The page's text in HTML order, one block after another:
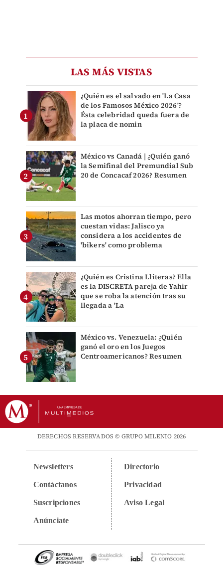
LAS MÁS VISTAS
¿Quién es el salvado en 'La Casa
de los Famosos México 2026'?
Ésta celebridad queda fuera de
la placa de nomin
México vs Canadá | ¿Quién ganó
la Semifinal del Premundial Sub
20 de Concacaf 2026? Resumen
Las motos ahorran tiempo, pero
cuestan vidas: Jalisco ya
considera a los accidentes de
'bikers' como problema
¿Quién es Cristina Lliteras? Ella
es la DISCRETA pareja de Yahir
que se roba la atención tras su
llegada a 'La
México vs. Venezuela: ¿Quién
ganó el oro en los Juegos
Centroamericanos? Resumen
DERECHOS RESERVADOS © GRUPO MILENIO 2026
Newsletters
Contáctanos
Suscripciones
Anúnciate
Directorio
Privacidad
Aviso Legal